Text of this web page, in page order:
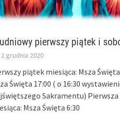
pierwszy piątek i
2 grudnia 2020
piątek miesiąca: Msza
Święta 17:00 ( o 16:30
Sakramentu)
Msza Święta 6:30